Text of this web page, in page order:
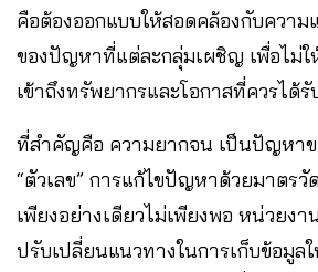
คือต้องออกแบบให้สอดคล้องกับควา
ของปัญหาที่แต่ละกลุ่มเผชิญ เพื่อไม่ใ
เข้าถึงทรัพยากรและโอกาสที่ควรได้รั
ที่สำคัญคือ ความยากจน เป็นปัญหาข
“ตัวเลข” การแก้ไขปัญหาด้วยมาตรวั
เพียงอย่างเดียวไม่เพียงพอ หน่วยงา
ปรับเปลี่ยนแนวทางในการเก็บข้อมูลใ